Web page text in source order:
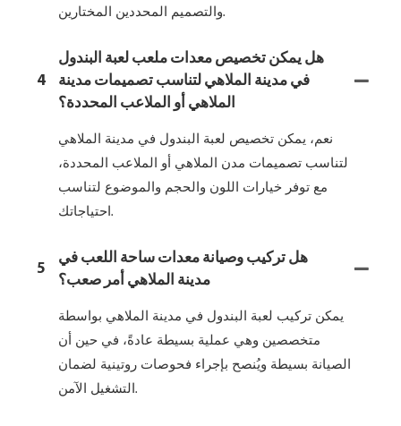
والتصميم المحددين المختارين.
4
هل يمكن تخصيص معدات ملعب لعبة البندول
في مدينة الملاهي لتناسب تصميمات مدينة
الملاهي أو الملاعب المحددة؟
نعم، يمكن تخصيص لعبة البندول في مدينة الملاهي
لتناسب تصميمات مدن الملاهي أو الملاعب المحددة،
مع توفر خيارات اللون والحجم والموضوع لتناسب
احتياجاتك.
5
هل تركيب وصيانة معدات ساحة اللعب في
مدينة الملاهي أمر صعب؟
يمكن تركيب لعبة البندول في مدينة الملاهي بواسطة
متخصصين وهي عملية بسيطة عادةً، في حين أن
الصيانة بسيطة ويُنصح بإجراء فحوصات روتينية لضمان
التشغيل الآمن.